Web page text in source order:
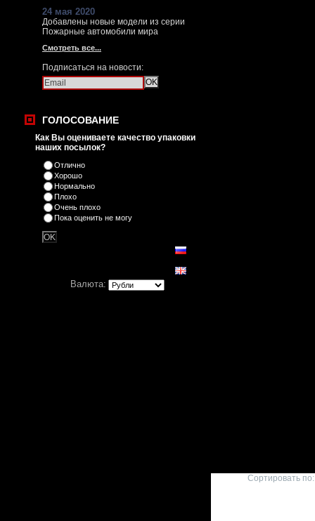
24 мая 2020
Добавлены новые модели из серии
Пожарные автомобили мира
Смотреть все...
Подписаться на новости:
ГОЛОСОВАНИЕ
Как Вы оцениваете качество упаковки
наших посылок?
Отлично
Хорошо
Нормально
Плохо
Очень плохо
Пока оценить не могу
Валюта:
Сортировать